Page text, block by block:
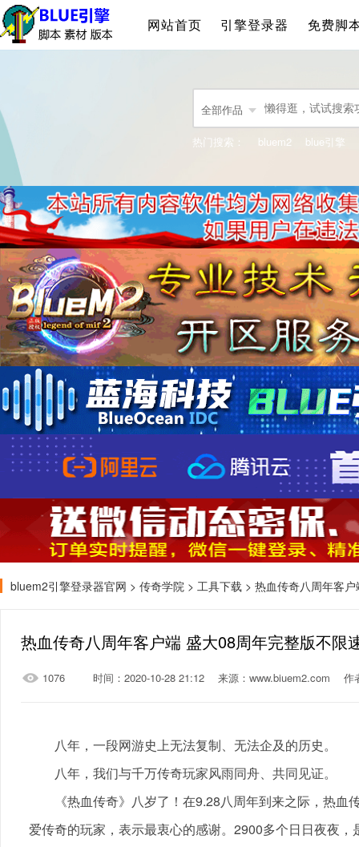
网站首页 引擎登录器 免费脚
全部作品
热门搜索： bluem2 blue引擎
bluem2引擎登录器官网 > 传奇学院 > 工具下载 > 热血传奇八周年客
热血传奇八周年客户端 盛大08周年完整版不限
1076 时间：2020-10-28 21:12 来源：www.biuem2.com 作
八年，一段网游史上无法复制、无法企及的历史。
八年，我们与千万传奇玩家风雨同舟、共同见证。
《热血传奇》八岁了！在9.28八周年到来之际，热
爱传奇的玩家，表示最衷心的感谢。2900多个日日夜夜